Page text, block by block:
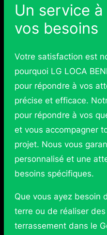
Un service à
vos besoins
Votre satisfaction est
pourquoi LG LOCA
pour répondre à vos
précise et efficace.
pour répondre à vos
et vous accompagner
projet. Nous vous
personnalisé et une
besoins spécifiques.
Que vous ayez besoin
terre ou de réaliser
terrassement dans le